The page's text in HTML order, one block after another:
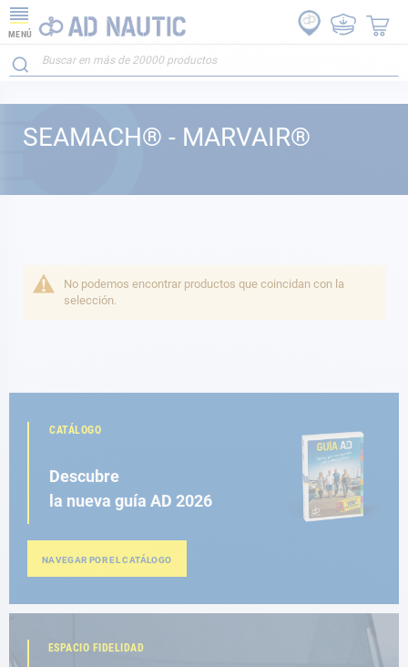
MENÚ
SEAMACH® - MARVAIR®
No podemos encontrar productos que coincidan con la
selección.
CATÁLOGO
Descubre
la nueva guía AD 2026
NAVEGAR POR EL CATÁLOGO
ESPACIO FIDELIDAD